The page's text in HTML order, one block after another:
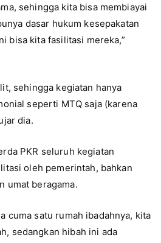
sehingga kita bisa membiayai
dasar hukum kesepakatan
bisa kita fasilitasi mereka,”
sehingga kegiatan hanya
seperti MTQ saja (karena
dia.
PKR seluruh kegiatan
oleh pemerintah, bahkan
umat beragama.
cuma satu rumah ibadahnya, kita
sedangkan hibah ini ada